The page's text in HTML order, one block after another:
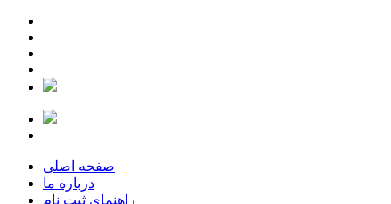
صفحه اصلی
درباره ما
راهنمای ثبت نام